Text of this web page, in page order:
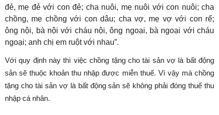
đẻ, mẹ đẻ với con đẻ; cha nuôi, mẹ nuôi với con nuôi; cha
chồng, mẹ chồng với con dâu; cha vợ, mẹ vợ với con rể;
ông nội, bà nội với cháu nội, ông ngoại, bà ngoại với cháu
ngoại; anh chị em ruột với nhau”.
Với quy định này thì việc chồng tặng cho tài sản vợ là bất động
sản sẽ thuộc khoản thu nhập được miễn thuế. Vì vậy mà chồng
tặng cho tài sản vợ là bất động sản sẽ không phải đóng thuế thu
nhập cá nhân.